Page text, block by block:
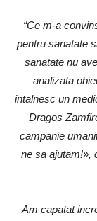
“Ce m-a
pentru sanatate
sanatate nu
analizata
intalnesc un
Dragos
campanie
ne sa ajutam!»,
Am capatat